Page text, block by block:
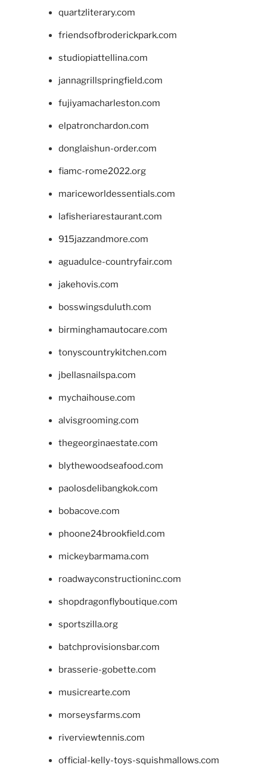
quartzliterary.com
friendsofbroderickpark.com
studiopiattellina.com
jannagrillspringfield.com
fujiyamacharleston.com
elpatronchardon.com
donglaishun-order.com
fiamc-rome2022.org
mariceworldessentials.com
lafisheriarestaurant.com
915jazzandmore.com
aguadulce-countryfair.com
jakehovis.com
bosswingsduluth.com
birminghamautocare.com
tonyscountrykitchen.com
jbellasnailspa.com
mychaihouse.com
alvisgrooming.com
thegeorginaestate.com
blythewoodseafood.com
paolosdelibangkok.com
bobacove.com
phoone24brookfield.com
mickeybarmama.com
roadwayconstructioninc.com
shopdragonflyboutique.com
sportszilla.org
batchprovisionsbar.com
brasserie-gobette.com
musicrearte.com
morseysfarms.com
riverviewtennis.com
official-kelly-toys-squishmallows.com